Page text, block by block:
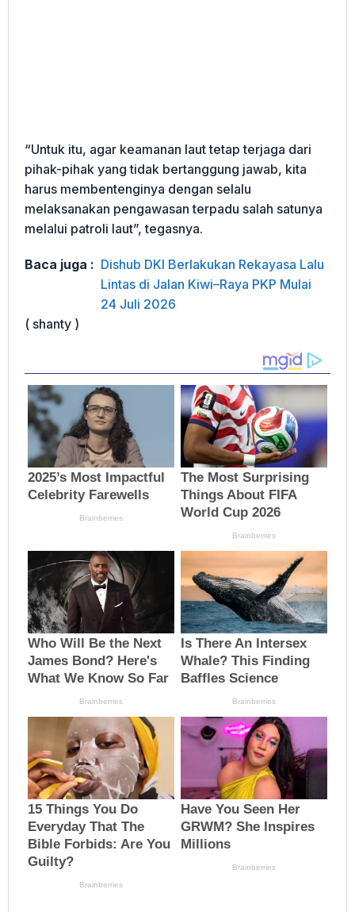
“Untuk itu, agar keamanan laut tetap terjaga dari
pihak-pihak yang tidak bertanggung jawab, kita
harus membentenginya dengan selalu
melaksanakan pengawasan terpadu salah satunya
melalui patroli laut”, tegasnya.
Baca juga : Dishub DKI Berlakukan Rekayasa Lalu
Lintas di Jalan Kiwi–Raya PKP Mulai
24 Juli 2026
( shanty )